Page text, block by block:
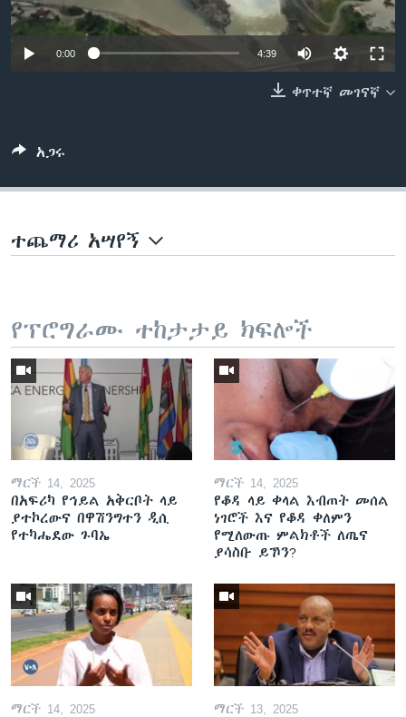
0:00 4:39
ቀጥተኛ መገናኛ
አጋሩ
ተጨማሪ አሣየኝ
የፕሮግራሙ ተከታታይ ክፍሎች
ማርች 14, 2025
በአፍሪካ የኅይል አቅርቦት ላይ
ያተኮረውና በዋሽንግተን ዲሲ
የተካሔደው ጉባኤ
ማርች 14, 2025
የቆዳ ላይ ቀላል እብጠት መሰል
ነገሮች እና የቆዳ ቀለምን
የሚለውጡ ምልክቶች ለጤና
ያሳስቡ ይኾን?
ማርች 14, 2025 ማርች 13, 2025